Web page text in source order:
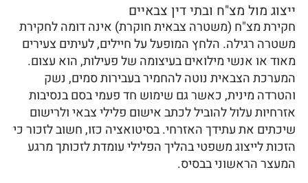
ייצוג מול מצ"ח ובתי דין צבאיים
חקירת מצ"ח (משטרה צבאית חוקרת) אינה דומה לחקירת
משטרה רגילה. הלחץ המופעל על חיילים, לעיתים צעירים
מאוד או אנשי מילואים בעיצומה של פעילות, הוא עצום.
המערכת הצבאית נוטה להחמיר בעבירות סמים, נשק
והטרדה מינית, כאשר גם שימוש חד פעמי בסם בנסיבות
אזרחיות עלול להוביל לכתב אישום פלילי צבאי ולרישום
שיכתים את עתידך האזרחי. בסיטואציה כזו, חשוב לזכור כי
הזכות לייצוג משפטי בהליך הפלילי עומדת לזכותך מרגע
המעצר הראשוני בבסיס.